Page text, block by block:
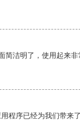
简洁明了，使用起来非
程序已经为我们带来